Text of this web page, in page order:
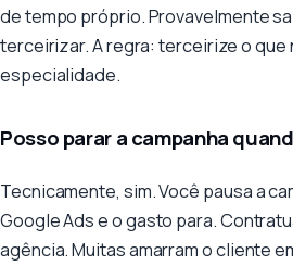
de tempo próprio. Provavelmente
terceirizar. A regra: terceirize o que
especialidade.
Posso parar a campanha
Tecnicamente, sim. Você pausa a
Google Ads e o gasto para.
agência. Muitas amarram o cliente